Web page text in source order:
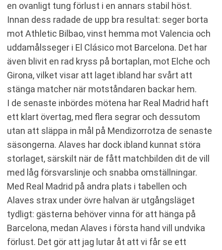
en ovanligt tung förlust i en annars stabil höst.
Innan dess radade de upp bra resultat: seger borta
mot Athletic Bilbao, vinst hemma mot Valencia och
uddamålsseger i El Clásico mot Barcelona. Det har
även blivit en rad kryss på bortaplan, mot Elche och
Girona, vilket visar att laget ibland har svårt att
stänga matcher när motståndaren backar hem.
I de senaste inbördes mötena har Real Madrid haft
ett klart övertag, med flera segrar och dessutom
utan att släppa in mål på Mendizorrotza de senaste
säsongerna. Alaves har dock ibland kunnat störa
storlaget, särskilt när de fått matchbilden dit de vill
med låg försvarslinje och snabba omställningar.
Med Real Madrid på andra plats i tabellen och
Alaves strax under övre halvan är utgångsläget
tydligt: gästerna behöver vinna för att hänga på
Barcelona, medan Alaves i första hand vill undvika
förlust. Det gör att jag lutar åt att vi får se ett